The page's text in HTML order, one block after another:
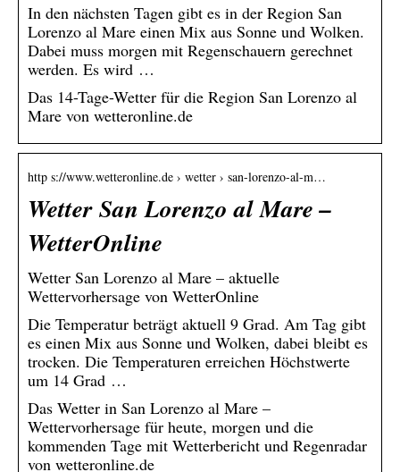
In den nächsten Tagen gibt es in der Region San
Lorenzo al Mare einen Mix aus Sonne und Wolken.
Dabei muss morgen mit Regenschauern gerechnet
werden. Es wird …
Das 14-Tage-Wetter für die Region San Lorenzo al
Mare von wetteronline.de
http s://www.wetteronline.de › wetter › san-lorenzo-al-m…
Wetter San Lorenzo al Mare –
WetterOnline
Wetter San Lorenzo al Mare – aktuelle
Wettervorhersage von WetterOnline
Die Temperatur beträgt aktuell 9 Grad. Am Tag gibt
es einen Mix aus Sonne und Wolken, dabei bleibt es
trocken. Die Temperaturen erreichen Höchstwerte
um 14 Grad …
Das Wetter in San Lorenzo al Mare –
Wettervorhersage für heute, morgen und die
kommenden Tage mit Wetterbericht und Regenradar
von wetteronline.de